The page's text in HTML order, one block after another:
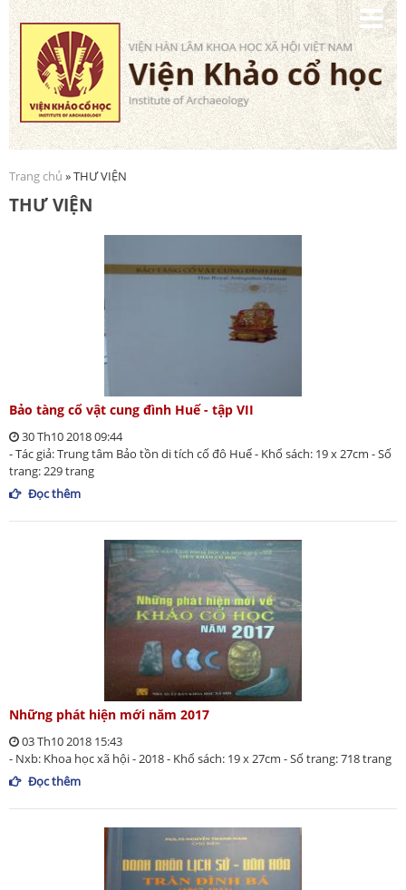
Nhảy
đến
nội
dung
Bạn đang ở đây
Trang chủ » THƯ VIỆN
THƯ VIỆN
Bảo tàng cổ vật cung đình Huế - tập VII
30 Th10 2018 09:44
- Tác giả: Trung tâm Bảo tồn di tích cố đô Huế - Khổ sách: 19 x 27cm - Số
trang: 229 trang
Đọc thêm
Những phát hiện mới năm 2017
03 Th10 2018 15:43
- Nxb: Khoa học xã hội - 2018 - Khổ sách: 19 x 27cm - Số trang: 718 trang
Đọc thêm